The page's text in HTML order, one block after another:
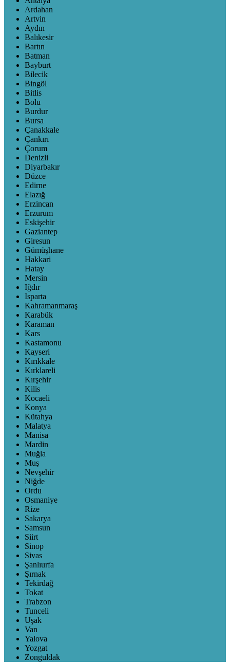
Ardahan
Artvin
Aydın
Balıkesir
Bartın
Batman
Bayburt
Bilecik
Bingöl
Bitlis
Bolu
Burdur
Bursa
Çanakkale
Çankırı
Çorum
Denizli
Diyarbakır
Düzce
Edirne
Elazığ
Erzincan
Erzurum
Eskişehir
Gaziantep
Giresun
Gümüşhane
Hakkari
Hatay
Mersin
Iğdır
Isparta
Kahramanmaraş
Karabük
Karaman
Kars
Kastamonu
Kayseri
Kırıkkale
Kırklareli
Kırşehir
Kilis
Kocaeli
Konya
Kütahya
Malatya
Manisa
Mardin
Muğla
Muş
Nevşehir
Niğde
Ordu
Osmaniye
Rize
Sakarya
Samsun
Siirt
Sinop
Sivas
Şanlıurfa
Şırnak
Tekirdağ
Tokat
Trabzon
Tunceli
Uşak
Van
Yalova
Yozgat
Zonguldak